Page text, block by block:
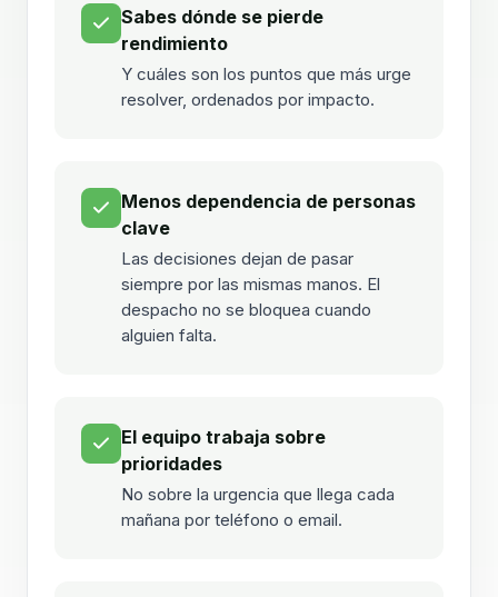
Sabes dónde se pierde
rendimiento
Y cuáles son los puntos que más urge
resolver, ordenados por impacto.
Menos dependencia de personas
clave
Las decisiones dejan de pasar
siempre por las mismas manos. El
despacho no se bloquea cuando
alguien falta.
El equipo trabaja sobre
prioridades
No sobre la urgencia que llega cada
mañana por teléfono o email.